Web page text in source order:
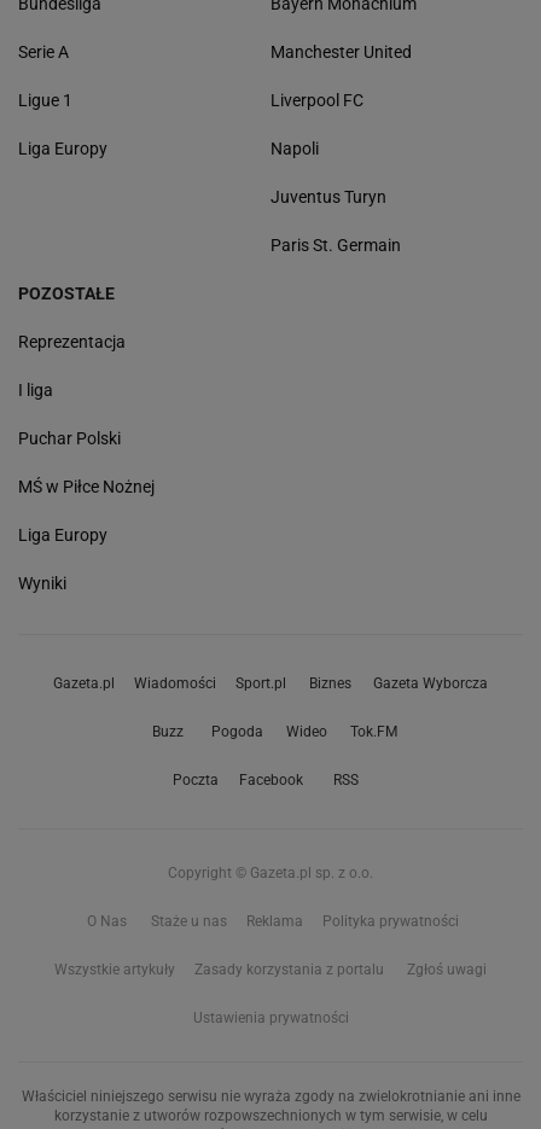
Serie A
Ligue 1
Liga Europy
Manchester United
Liverpool FC
Napoli
Juventus Turyn
Paris St. Germain
POZOSTAŁE
Reprezentacja
I liga
Puchar Polski
MŚ w Piłce Nożnej
Liga Europy
Wyniki
Gazeta.pl Wiadomości Sport.pl Biznes Gazeta Wyborcza
Buzz Pogoda Wideo Tok.FM
Poczta Facebook RSS
Copyright © Gazeta.pl sp. z o.o.
O Nas Staże u nas Reklama Polityka prywatności
Wszystkie artykuły Zasady korzystania z portalu Zgłoś uwagi
Ustawienia prywatności
Właściciel niniejszego serwisu nie wyraża zgody na zwielokrotnianie ani inne
korzystanie z utworów rozpowszechnionych w tym serwisie, w celu